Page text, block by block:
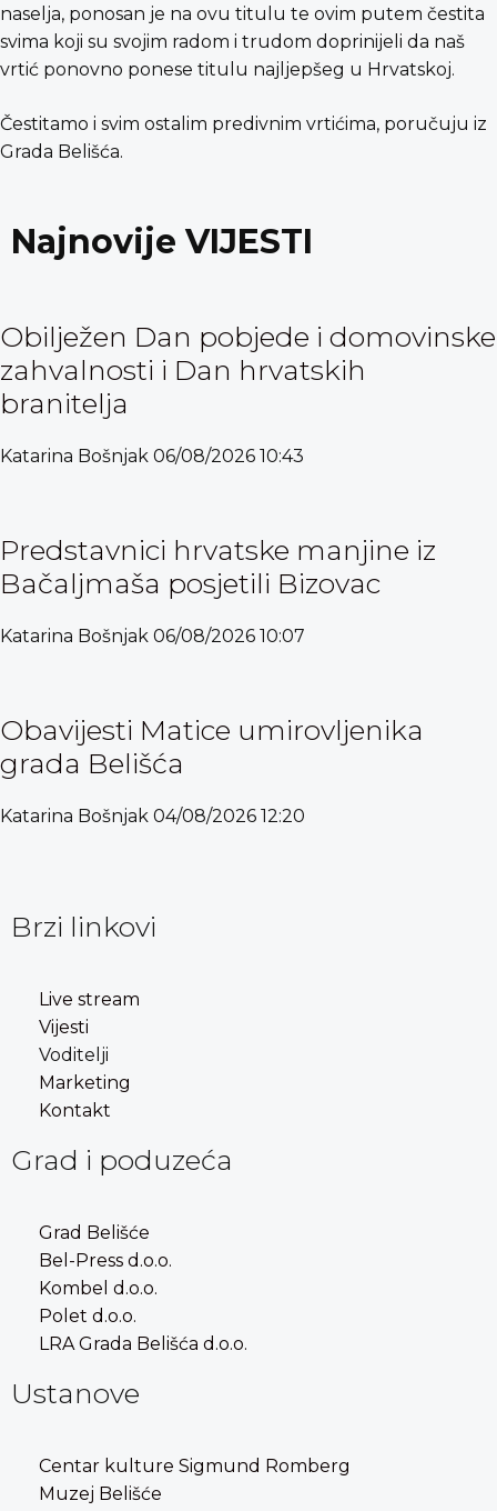
naselja, ponosan je na ovu titulu te ovim putem čestita
svima koji su svojim radom i trudom doprinijeli da naš
vrtić ponovno ponese titulu najljepšeg u Hrvatskoj.
Čestitamo i svim ostalim predivnim vrtićima, poručuju iz
Grada Belišća.
Najnovije VIJESTI
Obilježen Dan pobjede i domovinske
zahvalnosti i Dan hrvatskih
branitelja
Katarina Bošnjak 06/08/2026 10:43
Predstavnici hrvatske manjine iz
Bačaljmaša posjetili Bizovac
Katarina Bošnjak 06/08/2026 10:07
Obavijesti Matice umirovljenika
grada Belišća
Katarina Bošnjak 04/08/2026 12:20
Brzi linkovi
Live stream
Vijesti
Voditelji
Marketing
Kontakt
Grad i poduzeća
Grad Belišće
Bel-Press d.o.o.
Kombel d.o.o.
Polet d.o.o.
LRA Grada Belišća d.o.o.
Ustanove
Centar kulture Sigmund Romberg
Muzej Belišće